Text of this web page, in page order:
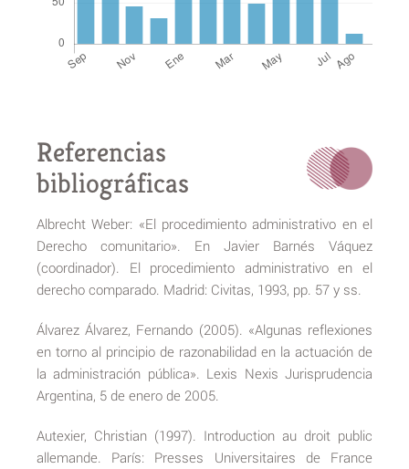
Referencias
bibliográficas
Albrecht Weber: «El procedimiento administrativo en el
Derecho comunitario». En Javier Barnés Váquez
(coordinador). El procedimiento administrativo en el
derecho comparado. Madrid: Civitas, 1993, pp. 57 y ss.
Álvarez Álvarez, Fernando (2005). «Algunas reflexiones
en torno al principio de razonabilidad en la actuación de
la administración pública». Lexis Nexis Jurisprudencia
Argentina, 5 de enero de 2005.
Autexier, Christian (1997). Introduction au droit public
allemande. París: Presses Universitaires de France